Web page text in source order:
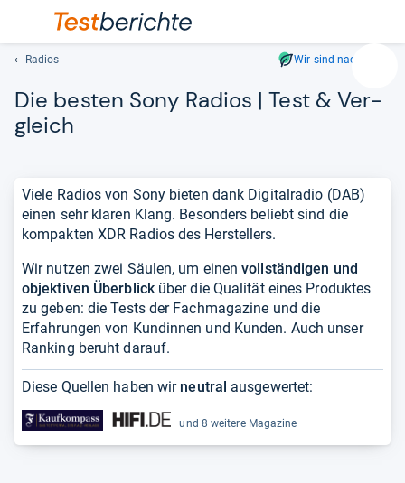
Geben
ein.
und
lassen
mit
Radios Wir sind nachhaltig
Die bes­ten Sony Radios | Test & Ver­
gleich
Viele Radios von Sony bieten dank Digitalradio (DAB)
einen sehr klaren Klang. Besonders beliebt sind die
kompakten XDR Radios des Herstellers.
Wir nutzen zwei Säulen, um einenvollständigen und
objektiven Überblicküber die Qualität eines Produktes
zu geben: die Tests der Fachmagazine und die
Erfahrungen von Kundinnen und Kunden. Auch unser
Ranking beruht darauf.
Diese Quellen haben wir neutral ausgewertet:
und 8 weitere Magazine